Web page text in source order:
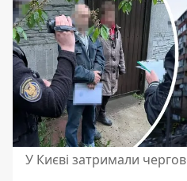
У Києві затримали